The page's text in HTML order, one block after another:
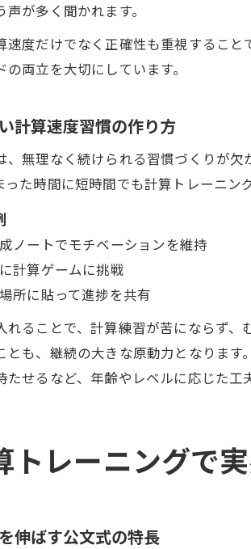
が多く聞かれます。
速度だけでなく正確性も重視するこ
両立を大切にしています。
計算速度習慣の作り方
、無理なく続けられる習慣づくりが
た時間に短時間でも計算トレーニン
ノートでモチベーションを維持
計算ゲームに挑戦
所に貼って進捗を共有
れることで、計算練習が苦にならず
とも、継続の大きな原動力となりま
せるなど、年齢やレベルに応じた工
トレーニングで
伸ばす公文式の特長